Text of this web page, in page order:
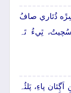
ڌُئاري صافُ
ٿِيءُ تَہ
پاءِ، پَلئُہ